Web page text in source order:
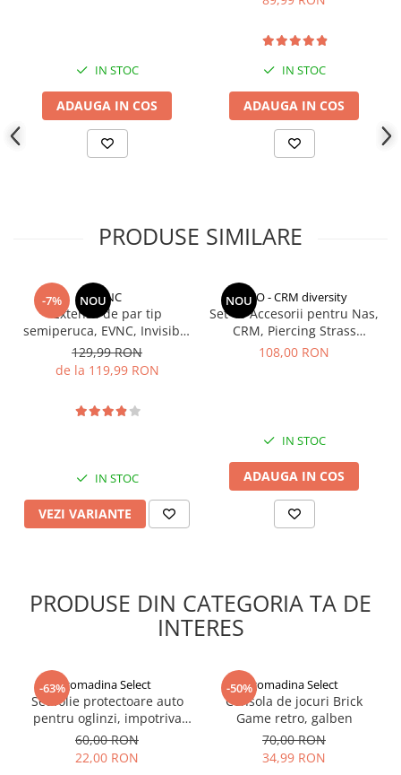
Laminatoare documente
Produse digitale (download)
IN STOC
ADAUGA IN COS
IN STOC
ADAUGA IN COS
PRODUSE SIMILARE
-7% NOUEVNC
Extensii de par tip
semiperuca, EVNC, Invisible
Wire Hair Extensions,
prindere in 4 clipsuri
129,99 RON
de la 119,99 RON
IN STOC
VEZI VARIANTE
NOUCCO - CRM diversity
Set 40 Accesorii pentru Nas,
CRM, Piercing Strass
Multicolor - 1 cm, Unisex
108,00 RON
IN STOC
ADAUGA IN COS
PRODUSE DIN CATEGORIA TA DE
INTERES
-63%gomadina Select
Set folie protectoare auto
pentru oglinzi, impotriva
apei si aburului, Film
Protect
60,00 RON
22,00 RON
-50%gomadina Select
Consola de jocuri Brick
Game retro, galben
70,00 RON
34,99 RON